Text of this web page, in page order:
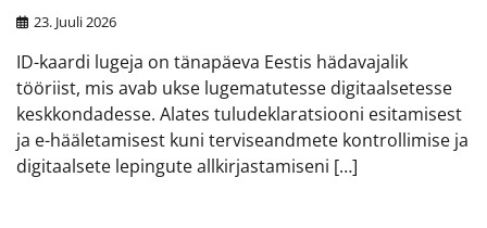
23. Juuli 2026
ID-kaardi lugeja on tänapäeva Eestis hädavajalik
tööriist, mis avab ukse lugematutesse digitaalsetesse
keskkondadesse. Alates tuludeklaratsiooni esitamisest
ja e-hääletamisest kuni terviseandmete kontrollimise ja
digitaalsete lepingute allkirjastamiseni […]